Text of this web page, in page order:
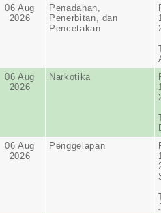
06 Aug
2026
Penadahan,
Penerbitan, dan
Pencetakan
06 Aug
2026
Narkotika
06 Aug
2026
Penggelapan